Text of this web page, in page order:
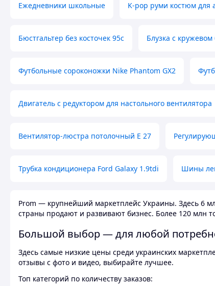
Ежедневники школьные K-pop руми костюм для
Бюстгальтер без косточек 95с Блузка с
Футбольные сороконожки Nike Phantom GX2
Двигатель с редуктором для настольного вентилятора
Вентилятор-люстра потолочный E 27
Трубка кондиционера Ford Galaxy 1.9tdi Шины
Prom — крупнейший маркетплейс Украины. Здесь 6
страны продают и развивают бизнес. Более 120 млн
Большой выбор — для любой
Здесь самые низкие цены среди украинских
отзывы с фото и видео, выбирайте лучшее.
Топ категорий по количеству заказов: